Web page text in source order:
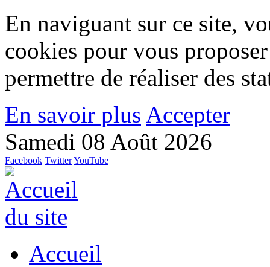
En naviguant sur ce site,
cookies pour vous
permettre de réaliser des
En savoir plus Accepter
Samedi 08 Août 2026
Facebook TwitterYouTube
Accueil